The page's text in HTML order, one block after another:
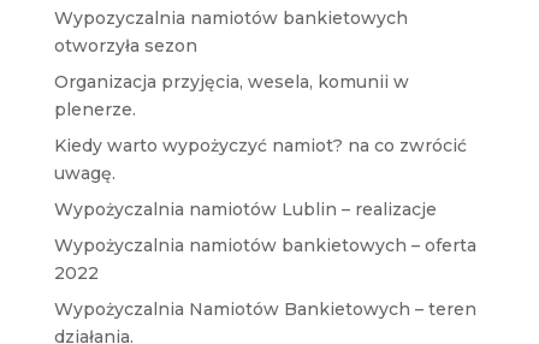
Wypozyczalnia namiotów bankietowych
otworzyła sezon
Organizacja przyjęcia, wesela, komunii w
plenerze.
Kiedy warto wypożyczyć namiot? na co zwrócić
uwagę.
Wypożyczalnia namiotów Lublin – realizacje
Wypożyczalnia namiotów bankietowych – oferta
2022
Wypożyczalnia Namiotów Bankietowych – teren
działania.